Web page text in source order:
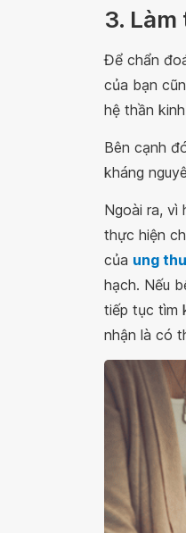
3.
Để chẩn
của bạn
hệ thần
Bên cạnh
kháng
Ngoài ra, vì
thực hiện
của ung
hạch. Nếu
tiếp tục tìm
nhận là có